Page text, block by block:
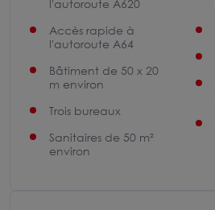
l'autoroute A620
Accès rapide à
l'autoroute A64
Bâtiment de 50 x 20
m environ
Trois bureaux
Sanitaires de 50 m²
environ